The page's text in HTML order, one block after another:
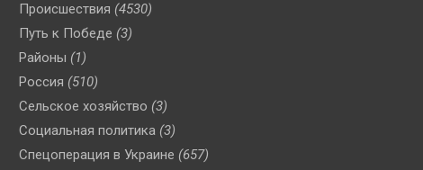
Происшествия (4530)
Путь к Победе (3)
Районы (1)
Россия (510)
Сельское хозяйство (3)
Социальная политика (3)
Спецоперация в Украине (657)